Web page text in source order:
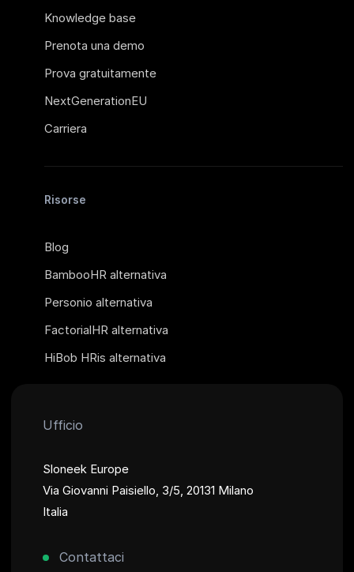
Knowledge base
Prenota una demo
Prova gratuitamente
NextGenerationEU
Carriera
Risorse
Blog
BambooHR alternativa
Personio alternativa
FactorialHR alternativa
HiBob HRis alternativa
Ufficio
Sloneek Europe
Via Giovanni Paisiello, 3/5, 20131 Milano
Italia
Contattaci